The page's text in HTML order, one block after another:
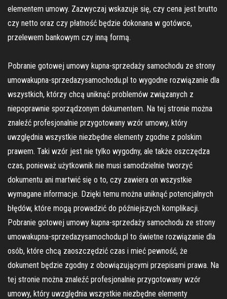
elementem umowy. Zazwyczaj wskazuje się, czy cena jest brutto
czy netto oraz czy płatność będzie dokonana w gotówce,
przelewem bankowym czy inną formą.
Pobranie gotowej umowy kupna-sprzedaży samochodu ze strony
umowakupna-sprzedazysamochodu.pl to wygodne rozwiązanie dla
wszystkich, którzy chcą uniknąć problemów związanych z
niepoprawnie sporządzonym dokumentem. Na tej stronie można
znaleźć profesjonalnie przygotowany wzór umowy, który
uwzględnia wszystkie niezbędne elementy zgodne z polskim
prawem. Taki wzór jest nie tylko wygodny, ale także oszczędza
czas, ponieważ użytkownik nie musi samodzielnie tworzyć
dokumentu ani martwić się o to, czy zawiera on wszystkie
wymagane informacje. Dzięki temu można uniknąć potencjalnych
błędów, które mogą prowadzić do późniejszych komplikacji.
Pobranie gotowej umowy kupna-sprzedaży samochodu ze strony
umowakupna-sprzedazysamochodu.pl to świetne rozwiązanie dla
osób, które chcą zaoszczędzić czas i mieć pewność, że
dokument będzie zgodny z obowiązującymi przepisami prawa. Na
tej stronie można znaleźć profesjonalnie przygotowany wzór
umowy, który uwzględnia wszystkie niezbędne elementy